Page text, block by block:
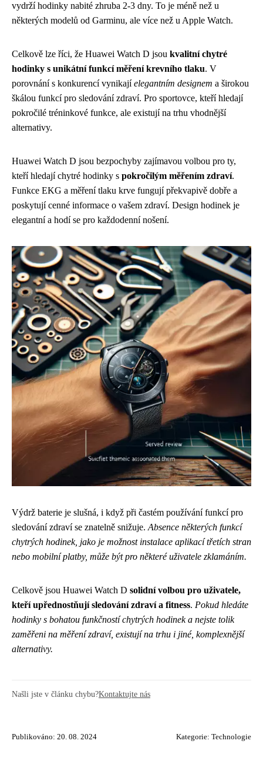
vydrží hodinky nabité zhruba 2-3 dny. To je méně než u
některých modelů od Garminu, ale více než u Apple Watch.
Celkově lze říci, že Huawei Watch D jsou kvalitní chytré
hodinky s unikátní funkcí měření krevního tlaku. V
porovnání s konkurencí vynikajíelegantním designem a širokou
škálou funkcí pro sledování zdraví. Pro sportovce, kteří hledají
pokročilé tréninkové funkce, ale existují na trhu vhodnější
alternativy.
Huawei Watch D jsou bezpochyby zajímavou volbou pro ty,
kteří hledají chytré hodinky s pokročilým měřením zdraví.
Funkce EKG a měření tlaku krve fungují překvapivě dobře a
poskytují cenné informace o vašem zdraví. Design hodinek je
elegantní a hodí se pro každodenní nošení.
Výdrž baterie je slušná, i když při častém používání funkcí pro
sledování zdraví se znatelně snižuje. Absence některých funkcí
chytrých hodinek, jako je možnost instalace aplikací třetích stran
nebo mobilní platby, může být pro některé uživatele zklamáním.
Celkově jsou Huawei Watch D solidní volbou pro uživatele,
kteří upřednostňují sledování zdraví a fitness. Pokud hledáte
hodinky s bohatou funkčností chytrých hodinek a nejste tolik
zaměřeni na měření zdraví, existují na trhu i jiné, komplexnější
alternativy.
Našli jste v článku chybu?Kontaktujte nás
Publikováno: 20. 08. 2024 Kategorie: Technologie